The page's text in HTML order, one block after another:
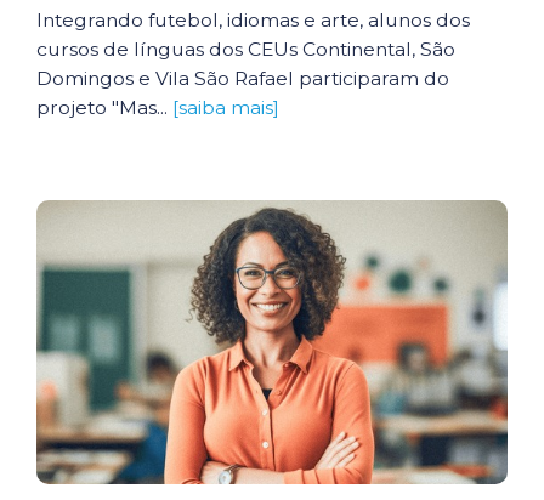
Integrando futebol, idiomas e arte, alunos dos
cursos de línguas dos CEUs Continental, São
Domingos e Vila São Rafael participaram do
projeto "Mas... [saiba mais]